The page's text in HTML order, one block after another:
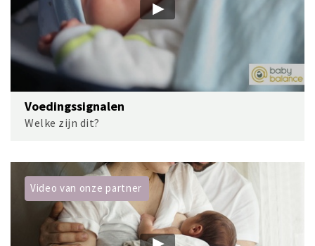
Voedingssignalen
Welke zijn dit?
Video van onze partner